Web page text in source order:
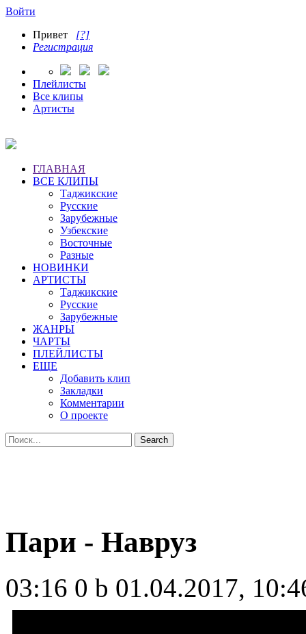
Войти
Привет [?]
Регистрация
Плейлисты
Все клипы
Артисты
ГЛАВНАЯ
ВСЕ КЛИПЫ
Таджикские
Русские
Зарубежные
Узбекские
Восточные
Разные
НОВИНКИ
АРТИСТЫ
Таджикские
Русские
Зарубежные
ЖАНРЫ
ЧАРТЫ
ПЛЕЙЛИСТЫ
ЕЩЕ
Добавить клип
Закладки
Комментарии
О проекте
Пари - Навруз
03:16 0 b 01.04.2017,